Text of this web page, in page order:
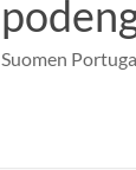
Suomen